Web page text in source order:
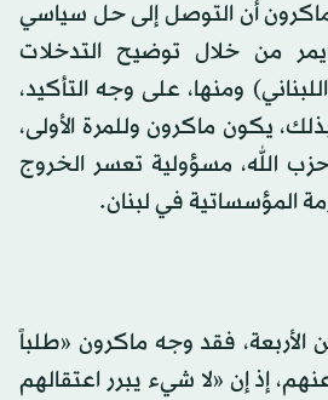
أن التوصل إلى حل سياسي
من خلال توضيح التدخلات
ومنها، على وجه التأكيد،
يكون ماكرون وللمرة الأولى،
الله، مسؤولية تعسر الخروج
المؤسساتية في لبنان.
الأربعة، فقد وجه ماكرون «طلباً
عنهم، إذ إن «لا شيء يبرر اعتقالهم